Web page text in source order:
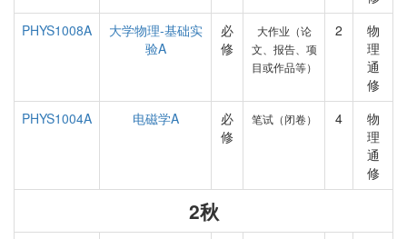
PHYS1008A
大学物理-基础实
验A
必
修
大作业（论
文、报告、项
目或作品等）
2
物
理
通
修
PHYS1004A
电磁学A
必
修
笔试（闭卷） 4
物
理
通
修
2秋